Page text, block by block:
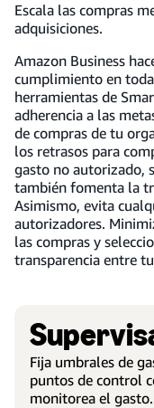
Escala las compras
adquisiciones.
Amazon Business
cumplimiento en
herramientas de
adherencia a las
de compras de tu
los retrasos para
gasto no autorizado,
también fomenta la
Asimismo, evita
autorizadores.
las compras y
transparencia entre
Fija umbrales de
puntos de control
monitorea el gasto.